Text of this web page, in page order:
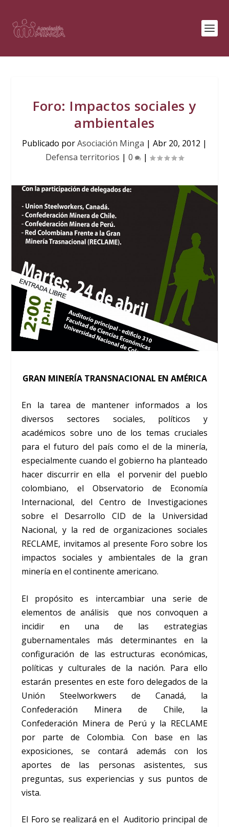
Foro: Impactos sociales y
ambientales
Publicado porAsociación Minga | Abr 20, 2012 |
Defensa territorios | 0 |
GRAN MINERÍA TRANSNACIONAL EN AMÉRICA
En la tarea de mantener informados a los
diversos sectores sociales, políticos y
académicos sobre uno de los temas cruciales
para el futuro del país como el de la minería,
especialmente cuando el gobierno ha planteado
hacer discurrir en ella el porvenir del pueblo
colombiano, el Observatorio de Economía
Internacional, del Centro de Investigaciones
sobre el Desarrollo CID de la Universidad
Nacional, y la red de organizaciones sociales
RECLAME, invitamos al presente Foro sobre los
impactos sociales y ambientales de la gran
minería en el continente americano.
El propósito es intercambiar una serie de
elementos de análisis que nos convoquen a
incidir en una de las estrategias
gubernamentales más determinantes en la
configuración de las estructuras económicas,
políticas y culturales de la nación. Para ello
estarán presentes en este foro delegados de la
Unión Steelworkwers de Canadá, la
Confederación Minera de Chile, la
Confederación Minera de Perú y la RECLAME
por parte de Colombia. Con base en las
exposiciones, se contará además con los
aportes de las personas asistentes, sus
preguntas, sus experiencias y sus puntos de
vista.
El Foro se realizará en el Auditorio principal de